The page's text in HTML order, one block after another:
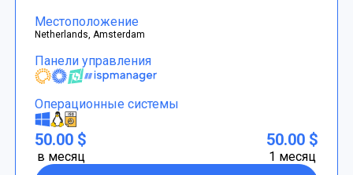
Местоположение
Netherlands, Amsterdam
Панели управления
Операционные системы
50.00 $
в месяц
50.00 $
1 месяц